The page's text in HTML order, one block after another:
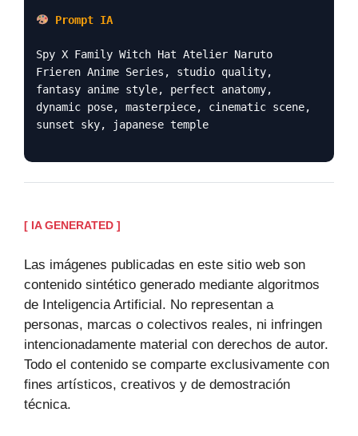
Prompt IA
Spy X Family Witch Hat Atelier Naruto
Frieren Anime Series, studio quality,
fantasy anime style, perfect anatomy,
dynamic pose, masterpiece, cinematic scene,
sunset sky, japanese temple
[ IA GENERATED ]
Las imágenes publicadas en este sitio web son
contenido sintético generado mediante algoritmos
de Inteligencia Artificial. No representan a
personas, marcas o colectivos reales, ni infringen
intencionadamente material con derechos de autor.
Todo el contenido se comparte exclusivamente con
fines artísticos, creativos y de demostración
técnica.